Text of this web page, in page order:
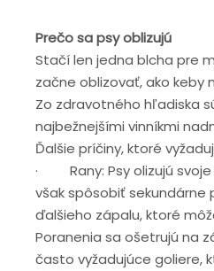
Prečo sa psy oblizujú
Stačí len jedna blcha pre
začne oblizovať, ako keby
Zo zdravotného hľadiska
najbežnejšími vinníkmi
Ďalšie príčiny, ktoré
· Rany: Psy olizujú svoje
však spôsobiť sekundárne
ďalšieho zápalu, ktoré
Poranenia sa ošetrujú na
často vyžadujúce goliere,